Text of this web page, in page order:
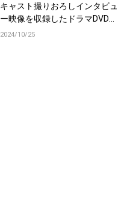
キャスト撮りおろしインタビュ
ー映像を収録したドラマDVD発
売決定！サイン入りグッズプレ
2024/10/25